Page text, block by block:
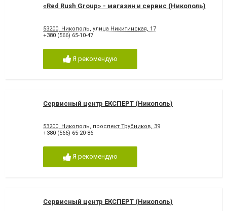
«Red Rush Group» - магазин и сервис (Никополь)
53200, Никополь, улица Никитинская, 17
+380 (566) 65-10-47
Я рекомендую
Сервисный центр ЕКСПЕРТ (Никополь)
53200, Никополь, проспект Трубников, 39
+380 (566) 65-20-86
Я рекомендую
Сервисный центр ЕКСПЕРТ (Никополь)